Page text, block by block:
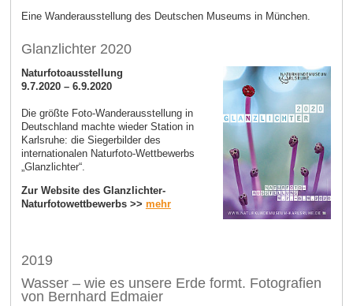
Eine Wanderausstellung des Deutschen Museums in München.
Glanzlichter 2020
Naturfotoausstellung
9.7.2020 – 6.9.2020
Die größte Foto-Wanderausstellung in
Deutschland machte wieder Station in
Karlsruhe: die Siegerbilder des
internationalen Naturfoto-Wettbewerbs
„Glanzlichter“.
Zur Website des Glanzlichter-
Naturfotowettbewerbs >> mehr
2019
Wasser – wie es unsere Erde formt. Fotografien
von Bernhard Edmaier